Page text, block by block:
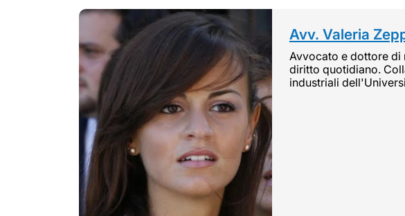
Avv. Valeria
Avvocato e dottore di
diritto quotidiano.
industriali